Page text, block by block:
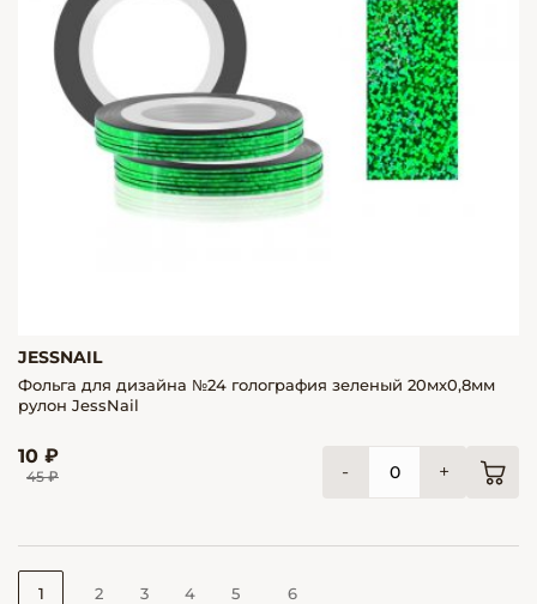
JESSNAIL
Фольга для дизайна №24 голография зеленый 20мх0,8мм
рулон JessNail
10 ₽
45 ₽ - +
1 2 3 4 5 6